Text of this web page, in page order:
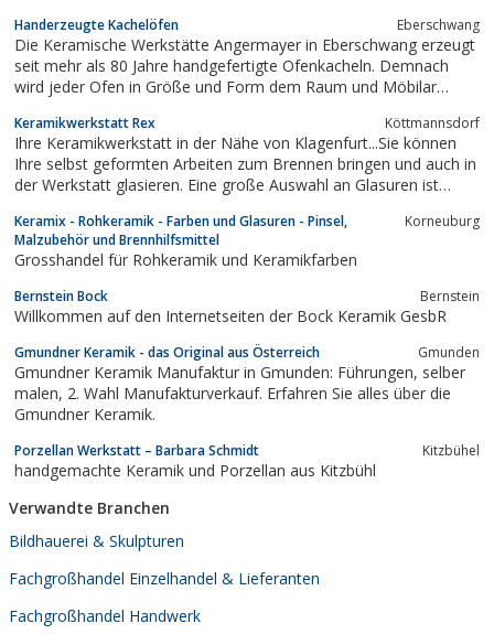
Handerzeugte Kachelöfen Eberschwang
Die Keramische Werkstätte Angermayer in Eberschwang erzeugt
seit mehr als 80 Jahre handgefertigte Ofenkacheln. Demnach
wird jeder Ofen in Größe und Form dem Raum und Möbilar
Maßstab 1:20 dargestellt. Durch die eigene Erzeugung der
Kacheln sind derOberflächengestaltung...
Keramikwerkstatt Rex Köttmannsdorf
Ihre Keramikwerkstatt in der Nähe von Klagenfurt...Sie können
Ihre selbst geformten Arbeiten zum Brennen bringen und auch in
der Werkstatt glasieren. Eine große Auswahl an Glasuren ist
Keramix - Rohkeramik - Farben und Glasuren - Pinsel,
Malzubehör und Brennhilfsmittel
Korneuburg
Grosshandel für Rohkeramik und Keramikfarben
Bernstein Bock Bernstein
Willkommen auf den Internetseiten der Bock Keramik GesbR
Gmundner Keramik - das Original aus Österreich Gmunden
Gmundner Keramik Manufaktur in Gmunden: Führungen, selber
malen, 2. Wahl Manufakturverkauf. Erfahren Sie alles über die
Gmundner Keramik.
Porzellan Werkstatt – Barbara Schmidt Kitzbühel
handgemachte Keramik und Porzellan aus Kitzbühl
Verwandte Branchen
Bildhauerei & Skulpturen
Fachgroßhandel Einzelhandel & Lieferanten
Fachgroßhandel Handwerk